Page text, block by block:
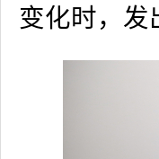
变化时，发